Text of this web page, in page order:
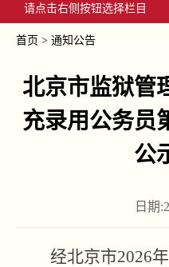
请点击右侧按钮选择栏目
首页 > 通知公告
北京市监狱管
充录用公务员
公
日期
经北京市2026